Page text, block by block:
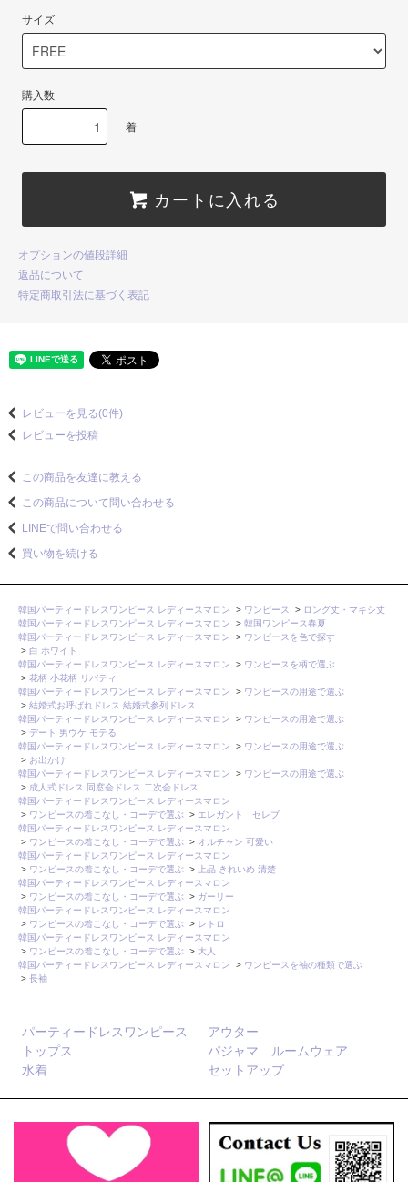
サイズ
購入数
着
カートに入れる
オプションの値段詳細
返品について
特定商取引法に基づく表記
レビューを見る(0件)
レビューを投稿
この商品を友達に教える
この商品について問い合わせる
LINEで問い合わせる
買い物を続ける
韓国パーティードレスワンピース レディースマロン > ワンピース > ロング丈・マキシ丈
韓国パーティードレスワンピース レディースマロン
> 韓国ワンピース春夏
韓国パーティードレスワンピース レディースマロン
> ワンピースを色で探す
> 白 ホワイト
韓国パーティードレスワンピース レディースマロン
> ワンピースを柄で選ぶ
> 花柄 小花柄 リバティ
韓国パーティードレスワンピース レディースマロン
> ワンピースの用途で選ぶ
> 結婚式お呼ばれドレス 結婚式参列ドレス
韓国パーティードレスワンピース レディースマロン
> ワンピースの用途で選ぶ
> デート 男ウケ モテる
韓国パーティードレスワンピース レディースマロン
> ワンピースの用途で選ぶ
> お出かけ
韓国パーティードレスワンピース レディースマロン
> ワンピースの用途で選ぶ
> 成人式ドレス 同窓会ドレス 二次会ドレス
韓国パーティードレスワンピース レディースマロン
> ワンピースの着こなし・コーデで選ぶ > エレガント セレブ
韓国パーティードレスワンピース レディースマロン
> ワンピースの着こなし・コーデで選ぶ > オルチャン 可愛い
韓国パーティードレスワンピース レディースマロン
> ワンピースの着こなし・コーデで選ぶ >
上品 きれいめ 清楚
韓国パーティードレスワンピース レディースマロン
> ワンピースの着こなし・コーデで選ぶ > ガーリー
韓国パーティードレスワンピース レディースマロン
> ワンピースの着こなし・コーデで選ぶ > レトロ
韓国パーティードレスワンピース レディースマロン
> ワンピースの着こなし・コーデで選ぶ > 大人
韓国パーティードレスワンピース レディースマロン
> ワンピースを袖の種類で選ぶ
> 長袖
パーティードレスワンピース
アウター
トップス
パジャマ ルームウェア
水着
セットアップ